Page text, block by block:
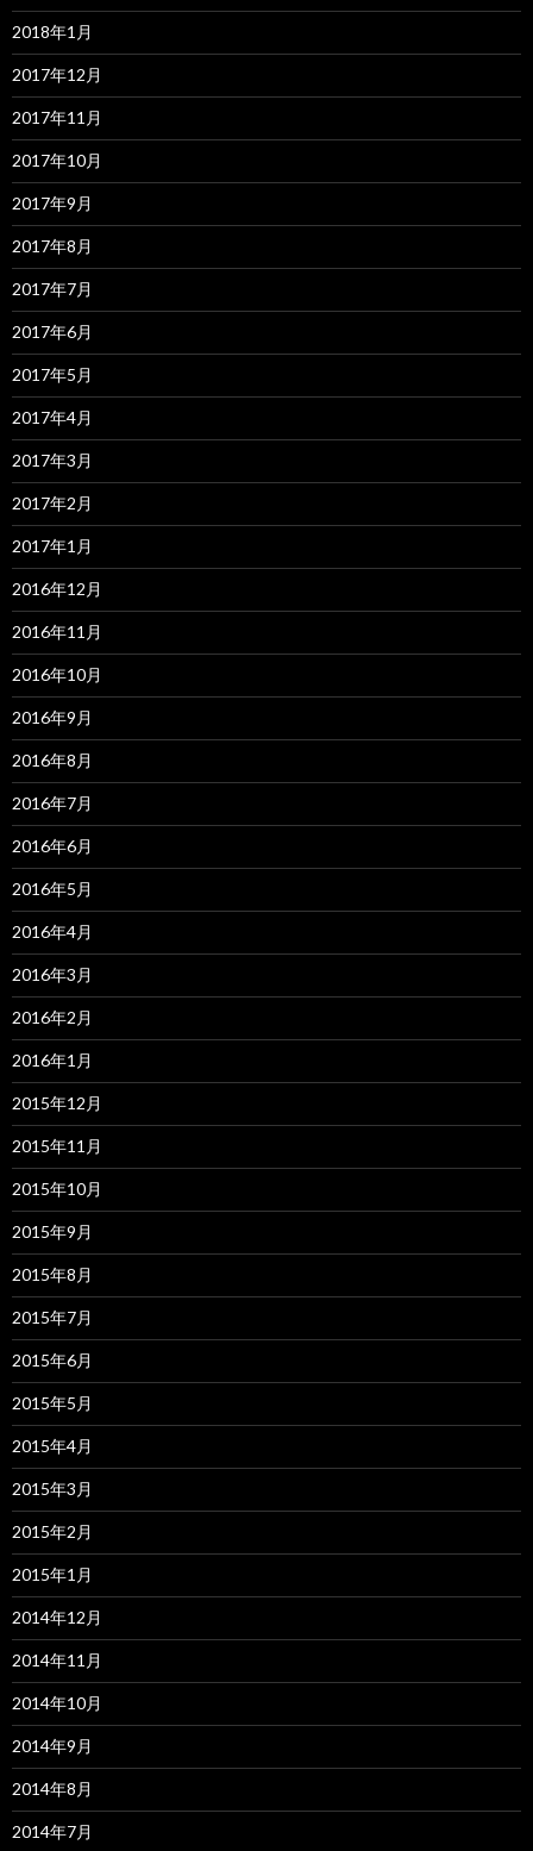
2018年1月
2017年12月
2017年11月
2017年10月
2017年9月
2017年8月
2017年7月
2017年6月
2017年5月
2017年4月
2017年3月
2017年2月
2017年1月
2016年12月
2016年11月
2016年10月
2016年9月
2016年8月
2016年7月
2016年6月
2016年5月
2016年4月
2016年3月
2016年2月
2016年1月
2015年12月
2015年11月
2015年10月
2015年9月
2015年8月
2015年7月
2015年6月
2015年5月
2015年4月
2015年3月
2015年2月
2015年1月
2014年12月
2014年11月
2014年10月
2014年9月
2014年8月
2014年7月